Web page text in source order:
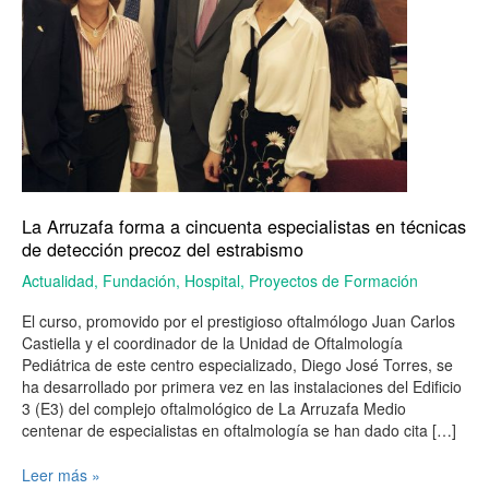
La Arruzafa forma a cincuenta especialistas en técnicas
de detección precoz del estrabismo
Actualidad, Fundación, Hospital, Proyectos de Formación
El curso, promovido por el prestigioso oftalmólogo Juan Carlos
Castiella y el coordinador de la Unidad de Oftalmología
Pediátrica de este centro especializado, Diego José Torres, se
ha desarrollado por primera vez en las instalaciones del Edificio
3 (E3) del complejo oftalmológico de La Arruzafa Medio
centenar de especialistas en oftalmología se han dado cita […]
detección
precoz
estrabismo
Leer más »